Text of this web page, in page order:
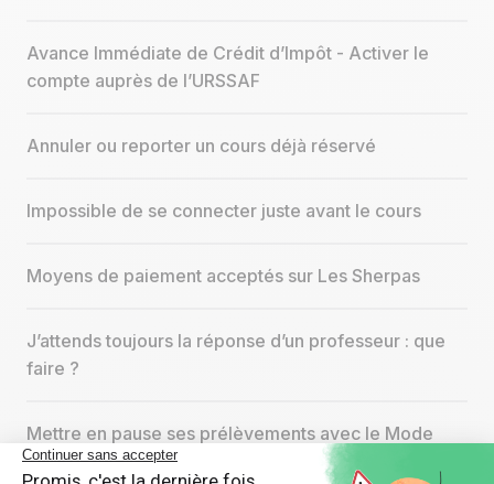
Avance Immédiate de Crédit d’Impôt - Activer le
compte auprès de l’URSSAF
Annuler ou reporter un cours déjà réservé
Impossible de se connecter juste avant le cours
Moyens de paiement acceptés sur Les Sherpas
J’attends toujours la réponse d’un professeur : que
faire ?
Mettre en pause ses prélèvements avec le Mode
Vacances